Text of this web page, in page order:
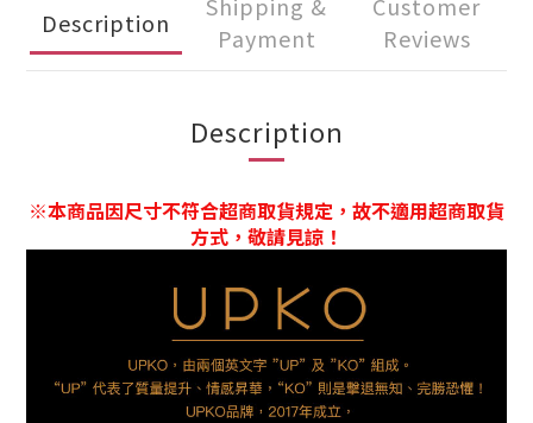
Description
Payment
Reviews
Description
※本商品因尺寸不符合超商取貨規定，故不適用超商取貨
方式，敬請見諒！